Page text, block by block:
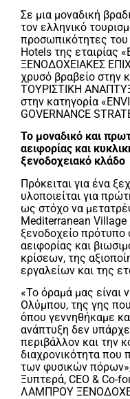
Σε μια μοναδική
τον ελληνικό
προσωπικότητες
Hotels της
ΞΕΝΟΔΟΧΕΙΑΚΕΣ
χρυσό βραβείο στην
ΤΟΥΡΙΣΤΙΚΗ
στην κατηγορία
GOVERNANCE
Το μοναδικό και
αειφορίας και
ξενοδοχειακό κλάδο
Πρόκειται για ένα
υλοποιείται για
ως στόχο να
Mediterranean
ξενοδοχείο πρότυπο
αειφορίας και
κρίσεων, της
εργαλείων και της
«Το όραμά μας είναι
Ολύμπου, της γης
όπου γεννηθήκαμε
ανάπτυξη δεν
περιβάλλον και την
διαχρονικότητα που
των φυσικών
Ξυπτερά, CEO & Co-
ΛΑΜΠΡΟΥ